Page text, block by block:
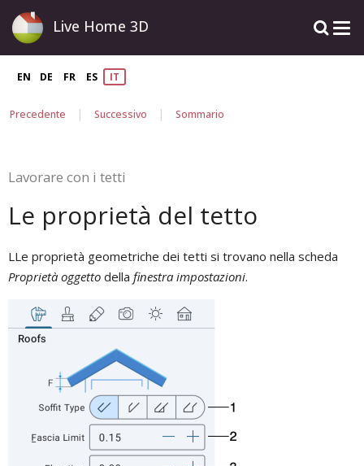
Live Home 3D
EN DE FR ES IT
Precedente | Successivo | Sommario
Lavorare con i tetti
Le proprietà del tetto
LLe proprietà geometriche dei tetti si trovano nella scheda
Proprietà oggetto della finestra impostazioni.